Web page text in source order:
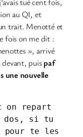
au QI, et
trait. Menotté et
fois on me dit :
», arrivé
devant, puispaf
une nouvelle
on repart
dos, si tu
pour te les